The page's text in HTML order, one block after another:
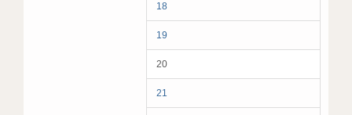
18
19
20
21